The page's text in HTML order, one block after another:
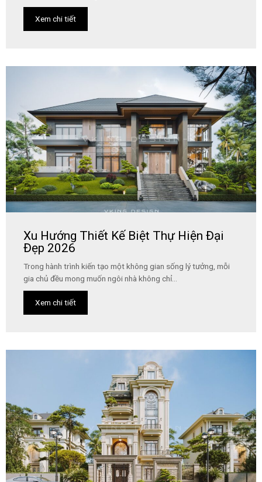
Xem chi tiết
Xu Hướng Thiết Kế Biệt Thự Hiện Đại
Đẹp 2026
Trong hành trình kiến tạo một không gian sống lý tưởng, mỗi
gia chủ đều mong muốn ngôi nhà không chỉ...
Xem chi tiết